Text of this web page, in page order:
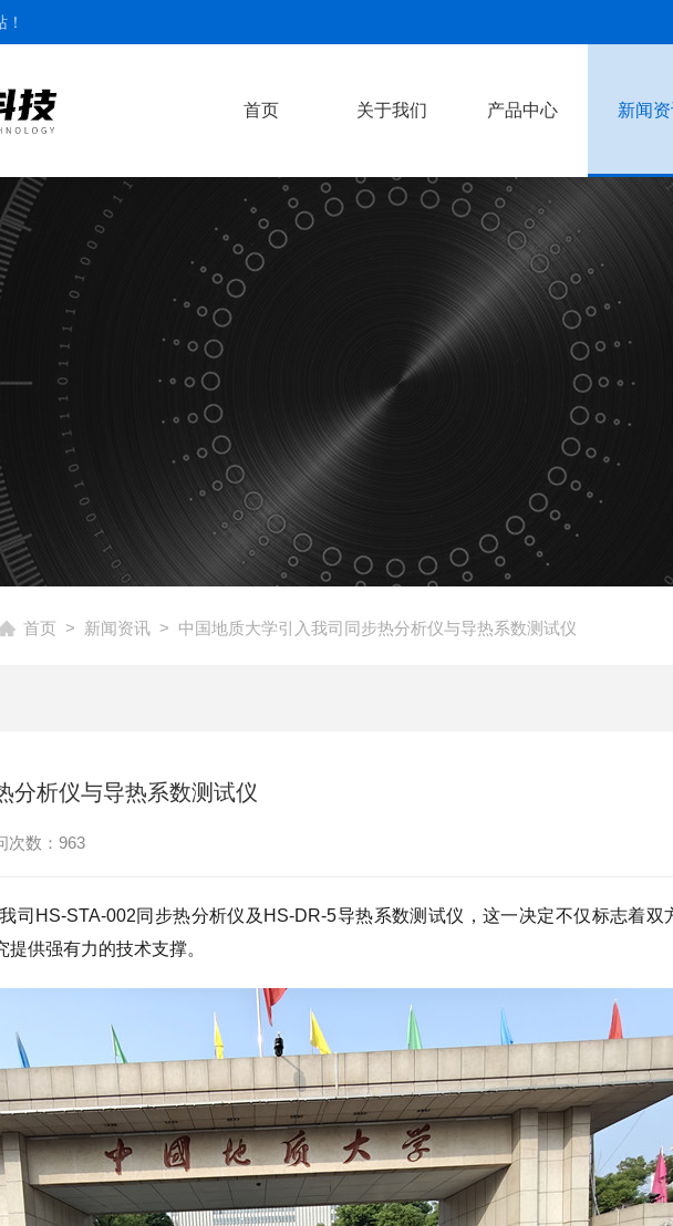
首页 关于我们 产品中心 新闻
首页 > 新闻资讯> 中国地质大学引入我司同步热分析仪与导热系数测试仪
分析仪与导热系数测试仪
次数：963
司HS-STA-002同步热分析仪及HS-DR-5导热系数测试仪，这一决定不仅标志着双
供强有力的技术支撑。